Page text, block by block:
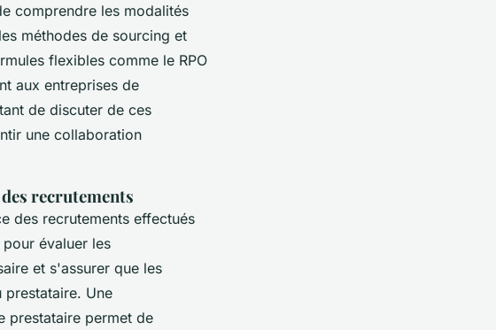
comprendre les modalités
méthodes de sourcing et
flexibles comme le RPO
aux entreprises de
de discuter de ces
une collaboration
recrutements
des recrutements effectués
évaluer les
et s'assurer que les
Une
prestataire permet de